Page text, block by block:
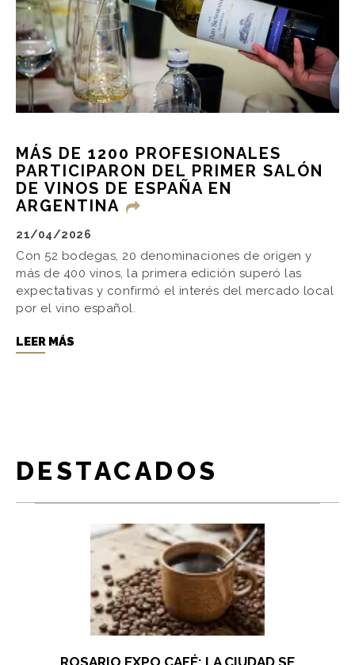
MÁS DE 1200 PROFESIONALES
PARTICIPARON DEL PRIMER SALÓN
DE VINOS DE ESPAÑA EN
ARGENTINA
21/04/2026
Con 52 bodegas, 20 denominaciones de origen y
más de 400 vinos, la primera edición superó las
expectativas y confirmó el interés del mercado local
por el vino español.
LEER MÁS
DESTACADOS
ROSARIO EXPO CAFÉ: LA CIUDAD SE